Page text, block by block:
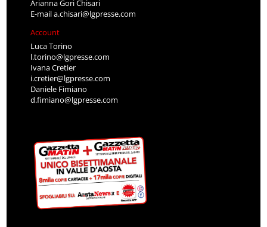
Arianna Gori Chisari
E-maila.chisari@lgpresse.com
Account
Luca Torino
l.torino@lgpresse.com
Ivana Cretier
i.cretier@lgpresse.com
Daniele Fimiano
d.fimiano@lgpresse.com